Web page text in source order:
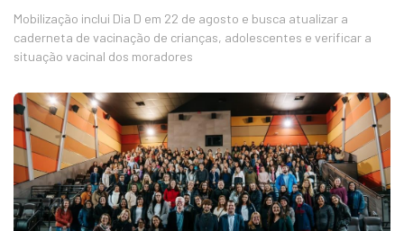
Mobilização inclui Dia D em 22 de agosto e busca atualizar a
caderneta de vacinação de crianças, adolescentes e verificar a
situação vacinal dos moradores